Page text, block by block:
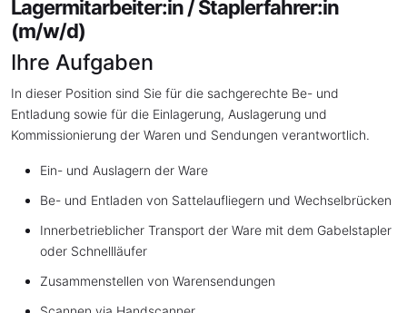
Lagermitarbeiter:in / Staplerfahrer:in
(m/w/d)
Ihre Aufgaben
In dieser Position sind Sie für die sachgerechte Be- und
Entladung sowie für die Einlagerung, Auslagerung und
Kommissionierung der Waren und Sendungen verantwortlich.
Ein- und Auslagern der Ware
Be- und Entladen von Sattelaufliegern und Wechselbrücken
Innerbetrieblicher Transport der Ware mit dem Gabelstapler
oder Schnellläufer
Zusammenstellen von Warensendungen